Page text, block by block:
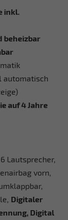
inkl.
beheizbar
automatisch
auf 4 Jahre
, 6 Lautsprecher,
vorn,
Digitaler
Digital